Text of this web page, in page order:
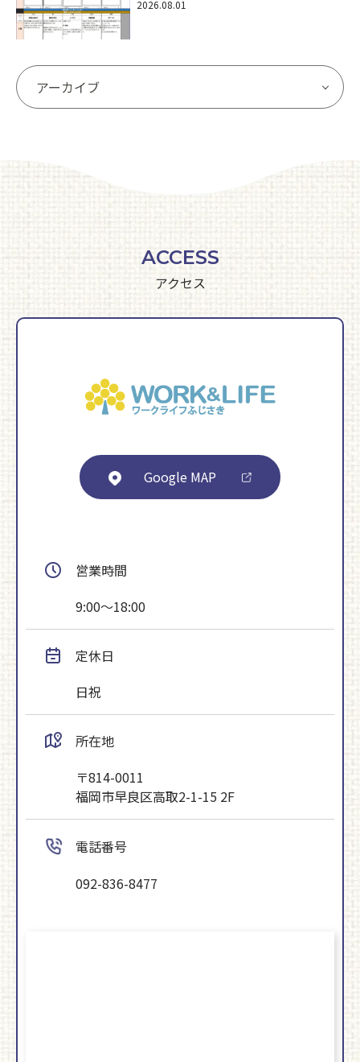
2026.08.01
ACCESS
アクセス
Google MAP
営業時間
9:00～18:00
定休日
日祝
所在地
〒814-0011
福岡市早良区高取2-1-15 2F
電話番号
092-836-8477